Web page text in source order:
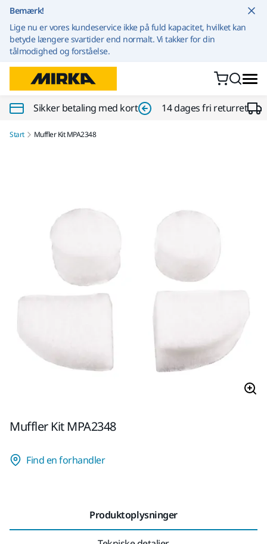
Bemærk!
Lige nu er vores kundeservice ikke på fuld kapacitet, hvilket kan
betyde længere svartider end normalt. Vi takker for din
tålmodighed og forståelse.
Sikker betaling med kort 14 dages fri returret
Start Muffler Kit MPA2348
Muffler Kit MPA2348
Find en forhandler
Produktoplysninger